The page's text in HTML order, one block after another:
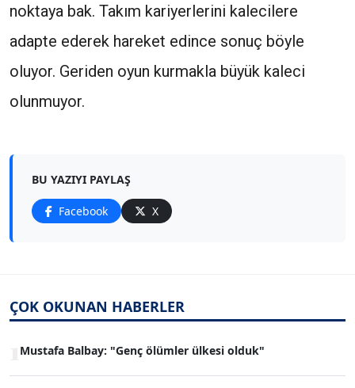
noktaya bak. Takım kariyerlerini kalecilere
adapte ederek hareket edince sonuç böyle
oluyor. Geriden oyun kurmakla büyük kaleci
olunmuyor.
BU YAZIYI PAYLAŞ
Facebook X
ÇOK OKUNAN HABERLER
Mustafa Balbay: "Genç ölümler ülkesi olduk"